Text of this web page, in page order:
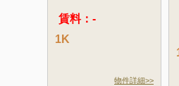
賃料：-
1K
物件詳細>>